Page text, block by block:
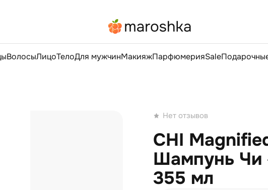
ВолосыЛицоТелоДля мужчинМакияжПарфюмерияSale
Нет отзывов
CHI
Шампунь Чи
355 мл